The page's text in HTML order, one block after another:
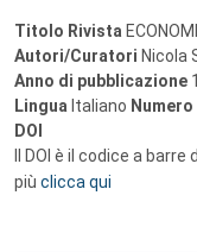
Titolo Rivista
Autori/Curatori Nicola
Anno di pubblicazione 1
Lingua Italiano
DOI
Il DOI è il codice a
più clicca qui